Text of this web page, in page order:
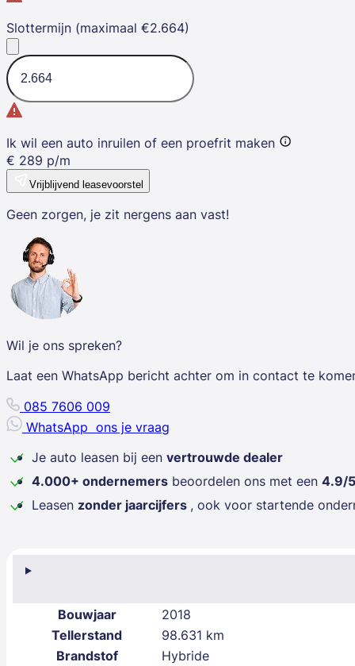
Bouwjaar
2018
Tellerstand
98.631 km
Brandstof
Hybride
Slottermijn (maximaal €2.664)
Ik wil een auto inruilen of een proefrit maken
€ 289 p/m
Vrijblijvend leasevoorstel
Geen zorgen, je zit nergens aan vast!
Wil je ons spreken?
Laat een WhatsApp bericht achter om in contact te
085 7606 009
WhatsApp ons je vraag
Je auto leasen bij een vertrouwde dealer
4.000+ ondernemers beoordelen ons met een 4.9/5
Leasen zonder jaarcijfers , ook voor startende